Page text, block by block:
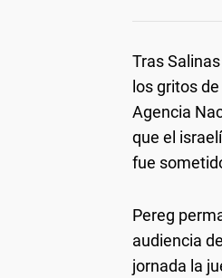
Tras
los gritos
Agencia
que el israelí
fue
Pereg
audiencia
jornada la